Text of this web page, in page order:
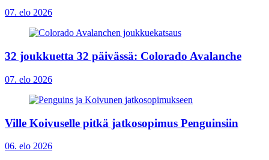
07. elo 2026
32 joukkuetta 32 päivässä: Colorado Avalanche
07. elo 2026
Ville Koivuselle pitkä jatkosopimus Penguinsiin
06. elo 2026